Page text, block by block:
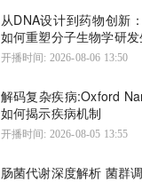
从DNA设计到药物创新
如何重塑分子生物学研
开播时间: 2026-08-06 13:50
解码复杂疾病:Oxford
如何揭示疾病机制
开播时间: 2026-08-05 13:55
肠菌代谢深度解析 菌群